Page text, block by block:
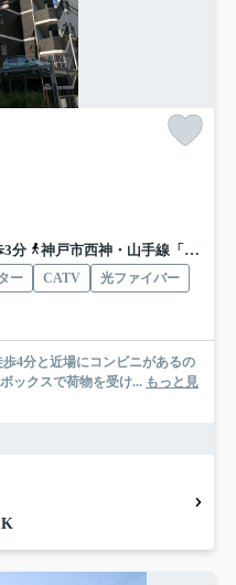
3分
神戸市西神・山手線「湊川公園」駅 徒歩7分
ー CATV
光ファイバー
4分と近場にコンビニがあるの
ックスで荷物を受け... もっと見